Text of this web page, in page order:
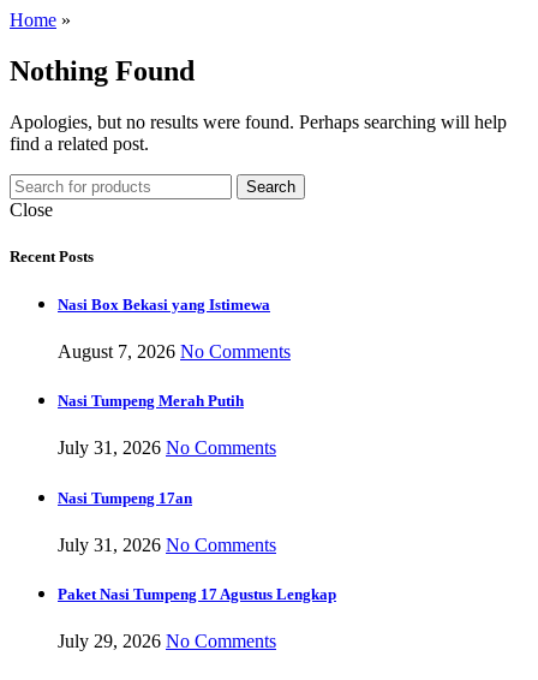
Home »
Nothing Found
Apologies, but no results were found. Perhaps searching will help
find a related post.
Search
Close
Recent Posts
Nasi Box Bekasi yang Istimewa
August 7, 2026 No Comments
Nasi Tumpeng Merah Putih
July 31, 2026 No Comments
Nasi Tumpeng 17an
July 31, 2026 No Comments
Paket Nasi Tumpeng 17 Agustus Lengkap
July 29, 2026 No Comments